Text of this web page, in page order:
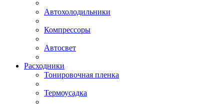
Автохолодильники
Компрессоры
Автосвет
Расходники
Тонировочная пленка
Термоусадка